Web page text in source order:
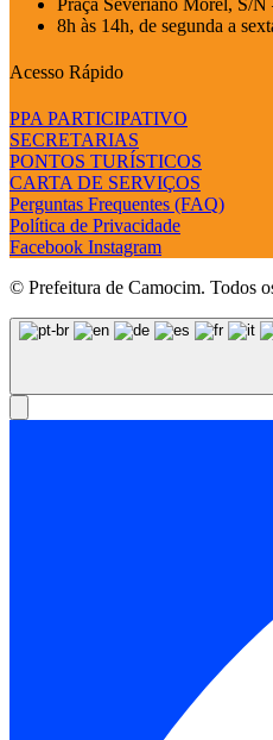
8h às 14h, de segunda a
Acesso Rápido
PPA PARTICIPATIVO
SECRETARIAS
PONTOS TURÍSTICOS
CARTA DE SERVIÇOS
Perguntas Frequentes (FAQ)
Política de Privacidade
Facebook Instagram
© Prefeitura de Camocim. Todos